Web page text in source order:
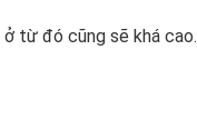
từ đó cũng sẽ khá cao.